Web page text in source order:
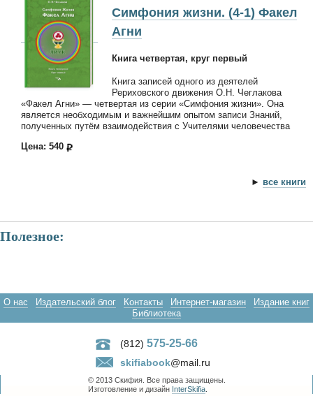
Симфония жизни. (4-1) Факел
Агни
Книга четвертая, круг первый
Книга записей одного из деятелей
Рериховского движения О.Н. Чеглакова
«Факел Агни» — четвертая из серии «Симфония жизни». Она
является необходимым и важнейшим опытом записи Знаний,
полученных путём взаимодействия с Учителями человечества
Цена: 540
► все книги
Полезное:
О нас Издательский блог Контакты Интернет-магазин
Издание книг
Библиотека
(812) 575-25-66
skifiabook@mail.ru
© 2013 Скифия. Все права защищены.
Изготовление и дизайн InterSkifia.